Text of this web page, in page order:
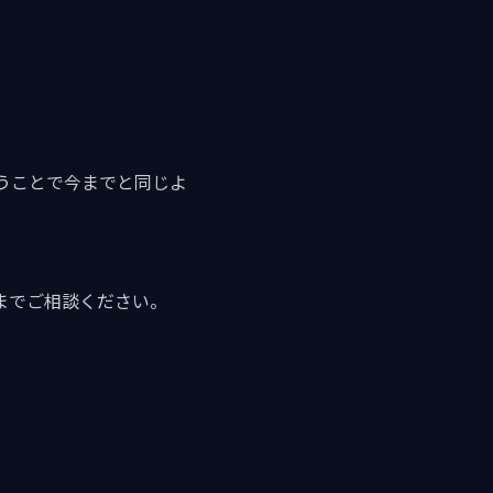
ことで今までと同じよ
ご相談ください。